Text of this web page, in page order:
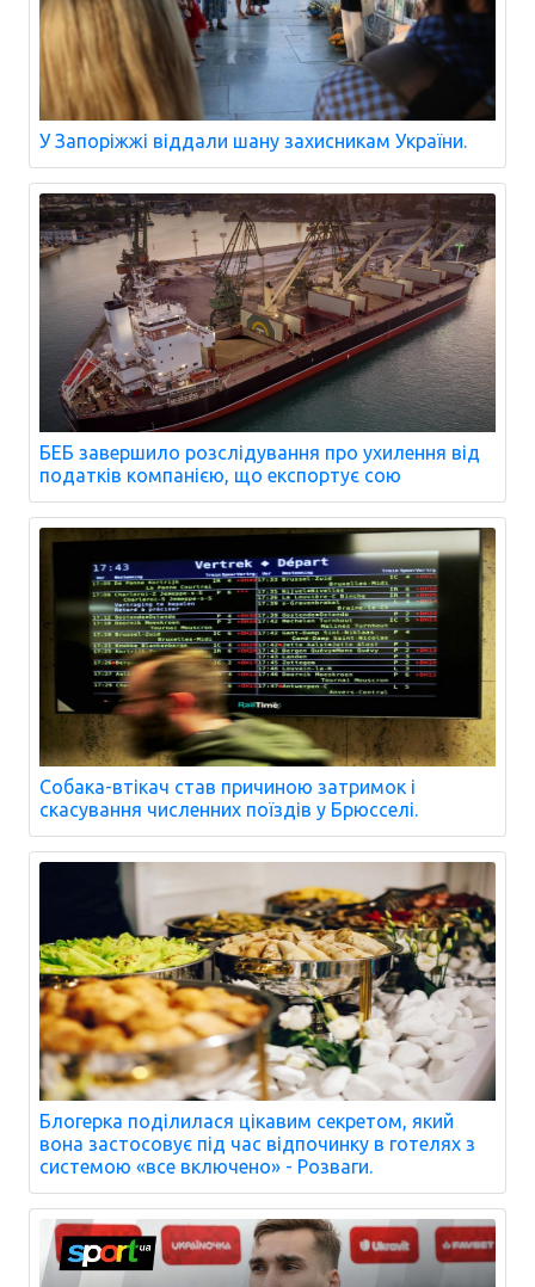
У Запоріжжі віддали шану захисникам України.
БЕБ завершило розслідування про ухилення від
податків компанією, що експортує сою
Собака-втікач став причиною затримок і
скасування численних поїздів у Брюсселі.
Блогерка поділилася цікавим секретом, який
вона застосовує під час відпочинку в готелях з
системою «все включено» - Розваги.